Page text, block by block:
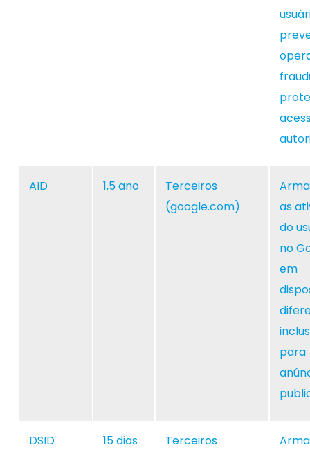
AID 1,5 ano
Terceiros
(google.com)
as
do
no
em
para
DSID 15 dias
Terceiros